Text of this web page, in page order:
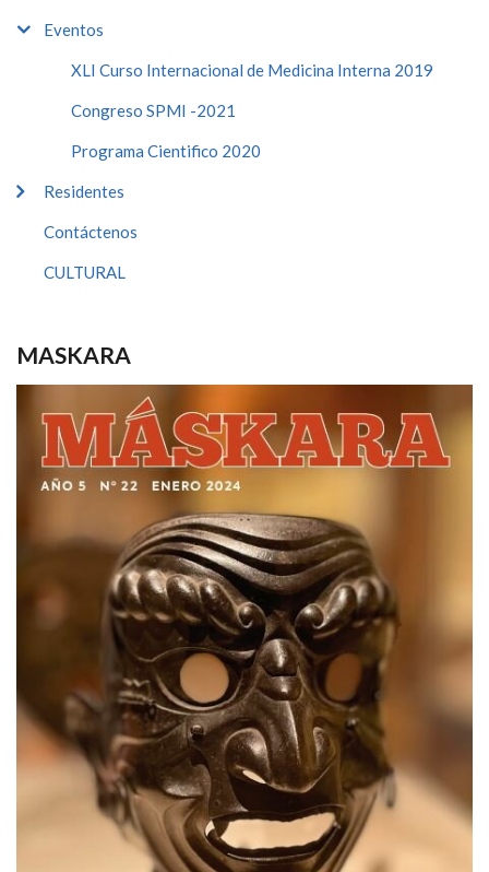
Eventos
XLI Curso Internacional de Medicina Interna 2019
Congreso SPMI -2021
Programa Cientifico 2020
Residentes
Contáctenos
CULTURAL
MASKARA